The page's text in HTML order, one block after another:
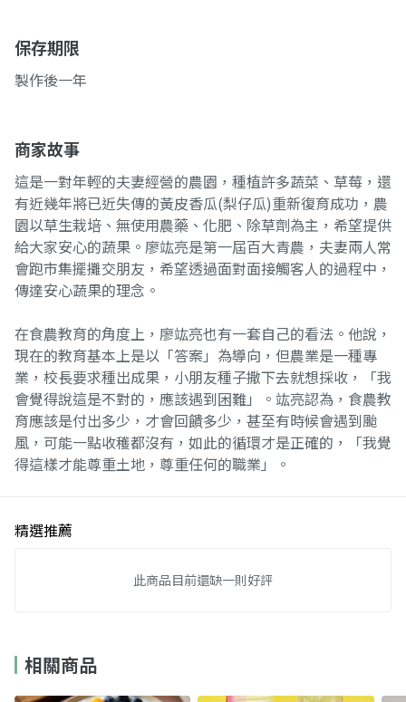
保存期限
製作後一年
商家故事
這是一對年輕的夫妻經營的農園，種植許多蔬菜、草莓，還
有近幾年將已近失傳的黃皮香瓜(梨仔瓜)重新復育成功，農
園以草生栽培、無使用農藥、化肥、除草劑為主，希望提供
給大家安心的蔬果。廖竑亮是第一屆百大青農，夫妻兩人常
會跑市集擺攤交朋友，希望透過面對面接觸客人的過程中，
傳達安心蔬果的理念。
在食農教育的角度上，廖竑亮也有一套自己的看法。他說，
現在的教育基本上是以「答案」為導向，但農業是一種專
業，校長要求種出成果，小朋友種子撒下去就想採收，「我
會覺得說這是不對的，應該遇到困難」。竑亮認為，食農教
育應該是付出多少，才會回饋多少，甚至有時候會遇到颱
風，可能一點收穫都沒有，如此的循環才是正確的，「我覺
得這樣才能尊重土地，尊重任何的職業」。
精選推薦
此商品目前還缺一則好評
相關商品